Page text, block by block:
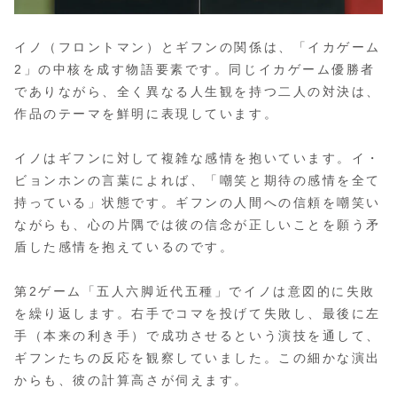
イノ（フロントマン）とギフンの関係は、「イカゲーム
2」の中核を成す物語要素です。同じイカゲーム優勝者
でありながら、全く異なる人生観を持つ二人の対決は、
作品のテーマを鮮明に表現しています。
イノはギフンに対して複雑な感情を抱いています。イ・
ビョンホンの言葉によれば、「嘲笑と期待の感情を全て
持っている」状態です。ギフンの人間への信頼を嘲笑い
ながらも、心の片隅では彼の信念が正しいことを願う矛
盾した感情を抱えているのです。
第2ゲーム「五人六脚近代五種」でイノは意図的に失敗
を繰り返します。右手でコマを投げて失敗し、最後に左
手（本来の利き手）で成功させるという演技を通して、
ギフンたちの反応を観察していました。この細かな演出
からも、彼の計算高さが伺えます。